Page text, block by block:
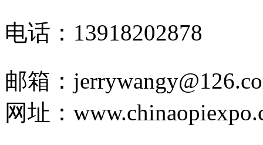
电话：13918202878
邮箱：
网址：